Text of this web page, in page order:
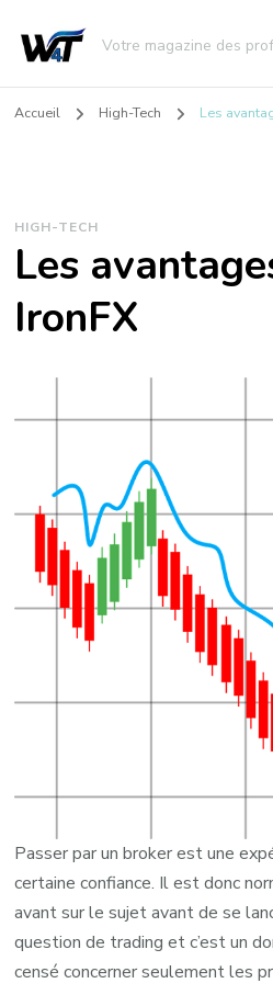
Votre magazine des
Accueil High-Tech Les
HIGH-TECH
Les
IronFX
Passer par un broker est une
certaine confiance. Il est donc
avant sur le sujet avant de se
question de trading et c’est un
censé concerner seulement les